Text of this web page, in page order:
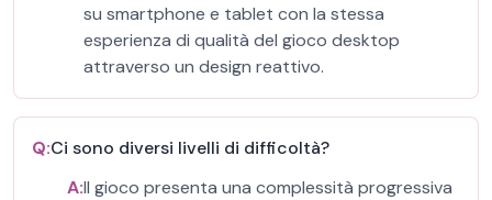
su smartphone e tablet con la stessa
esperienza di qualità del gioco desktop
attraverso un design reattivo.
Q:Ci sono diversi livelli di difficoltà?
A:Il gioco presenta una complessità progressiva